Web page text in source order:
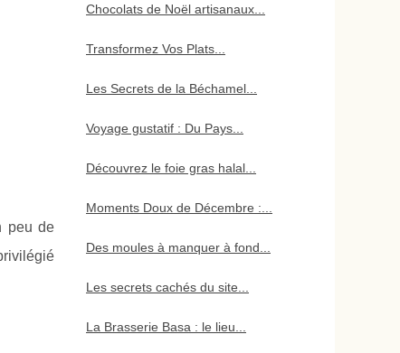
peu de
Chocolats de Noël artisanaux...
Transformez Vos Plats...
Les Secrets de la Béchamel...
Voyage gustatif : Du Pays...
Découvrez le foie gras halal...
Moments Doux de Décembre :...
Des moules à manquer à fond...
Les secrets cachés du site...
La Brasserie Basa : le lieu...